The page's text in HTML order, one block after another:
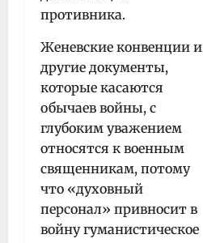
противника.
Женевские конвенции и
другие документы,
которые касаются
обычаев войны, с
глубоким уважением
относятся к военным
священникам, потому
что «духовный
персонал» привносит в
войну гуманистическое